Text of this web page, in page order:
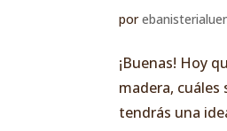
por
¡Buenas! Hoy
madera,
tendrás una